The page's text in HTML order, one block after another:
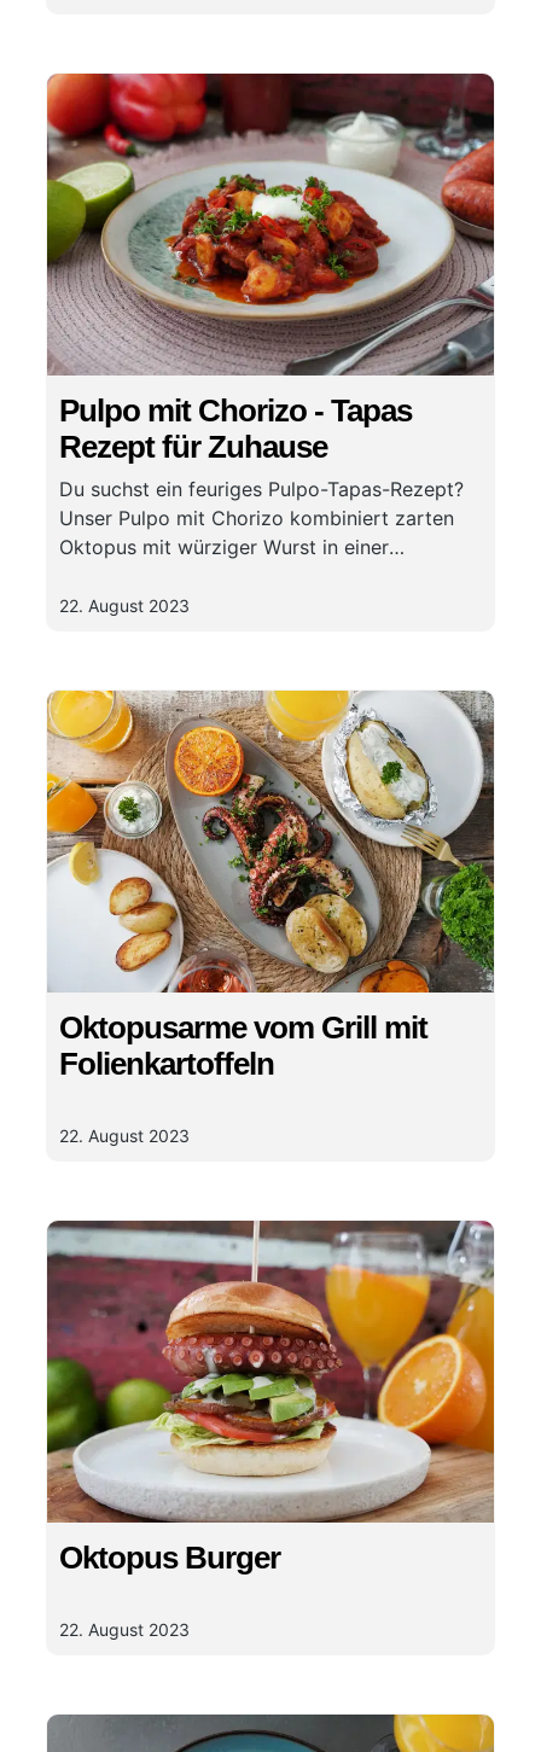
Pulpo mit Chorizo - Tapas
Rezept für Zuhause
Du suchst ein feuriges Pulpo-Tapas-Rezept?
Unser Pulpo mit Chorizo kombiniert zarten
Oktopus mit würziger Wurst in einer
Rezept für Pulpo Chorizo bringt spanisches
22. August 2023
Oktopusarme vom Grill mit
Folienkartoffeln
22. August 2023
Oktopus Burger
22. August 2023